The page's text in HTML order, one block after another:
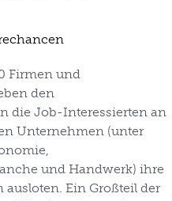
Firmen und
den
die Job-Interessierten an
Unternehmen (unter
und Handwerk) ihre
Ein Großteil der